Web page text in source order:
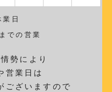
業日
での営業
勢により
営業日は
ございますので